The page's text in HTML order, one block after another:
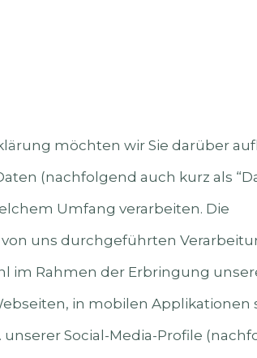
möchten wir Sie darüber
(nachfolgend auch kurz als
Umfang verarbeiten. Die
uns durchgeführten
im Rahmen der Erbringung
in mobilen Applikationen
Social-Media-Profile